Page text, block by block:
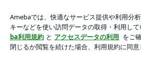
アプリをダウンロードして ブログの更新通知
ょう。